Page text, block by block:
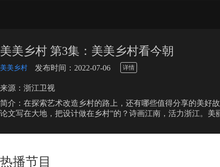
美美乡村 第3集：美美乡村看今朝
美美乡村 发布时间：2022-07-06 详情
来源：浙江卫视
简介：在探索艺术改造乡村的路上，还有哪些值得分享的美好
论文写在大地，把设计做在乡村”的？诗画江南，活力浙江。美
热播节目